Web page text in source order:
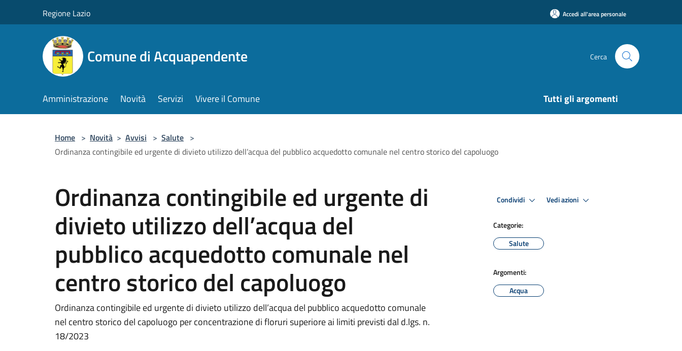
Regione Lazio Accedi all'area personale
Comune di Acquapendente Cerca
Amministrazione Novità Servizi Vivere il Comune Tutti gli argomenti
Home > Novità > Avvisi > Salute >
Ordinanza contingibile ed urgente di divieto utilizzo dell’acqua del pubblico acquedotto comunale nel centro storico del capoluogo
Ordinanza contingibile ed urgente di
divieto utilizzo dell’acqua del
pubblico acquedotto comunale nel
centro storico del capoluogo
Ordinanza contingibile ed urgente di divieto utilizzo dell’acqua del pubblico acquedotto comunale
nel centro storico del capoluogo per concentrazione di floruri superiore ai limiti previsti dal d.lgs. n.
18/2023
Condividi Vedi azioni
Categorie:
Salute
Argomenti:
Acqua